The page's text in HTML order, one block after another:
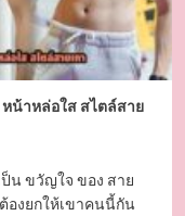
น้าหล่อใส สไตล์สาย
น ขวัญใจ ของ สาย
องยกให้เขาคนนี้กัน